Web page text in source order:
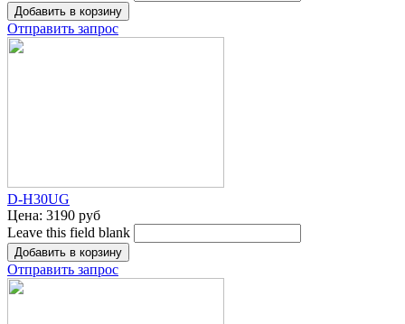
Отправить запрос
D-H30UG
Цена: 3190 руб
Leave this field blank
Отправить запрос